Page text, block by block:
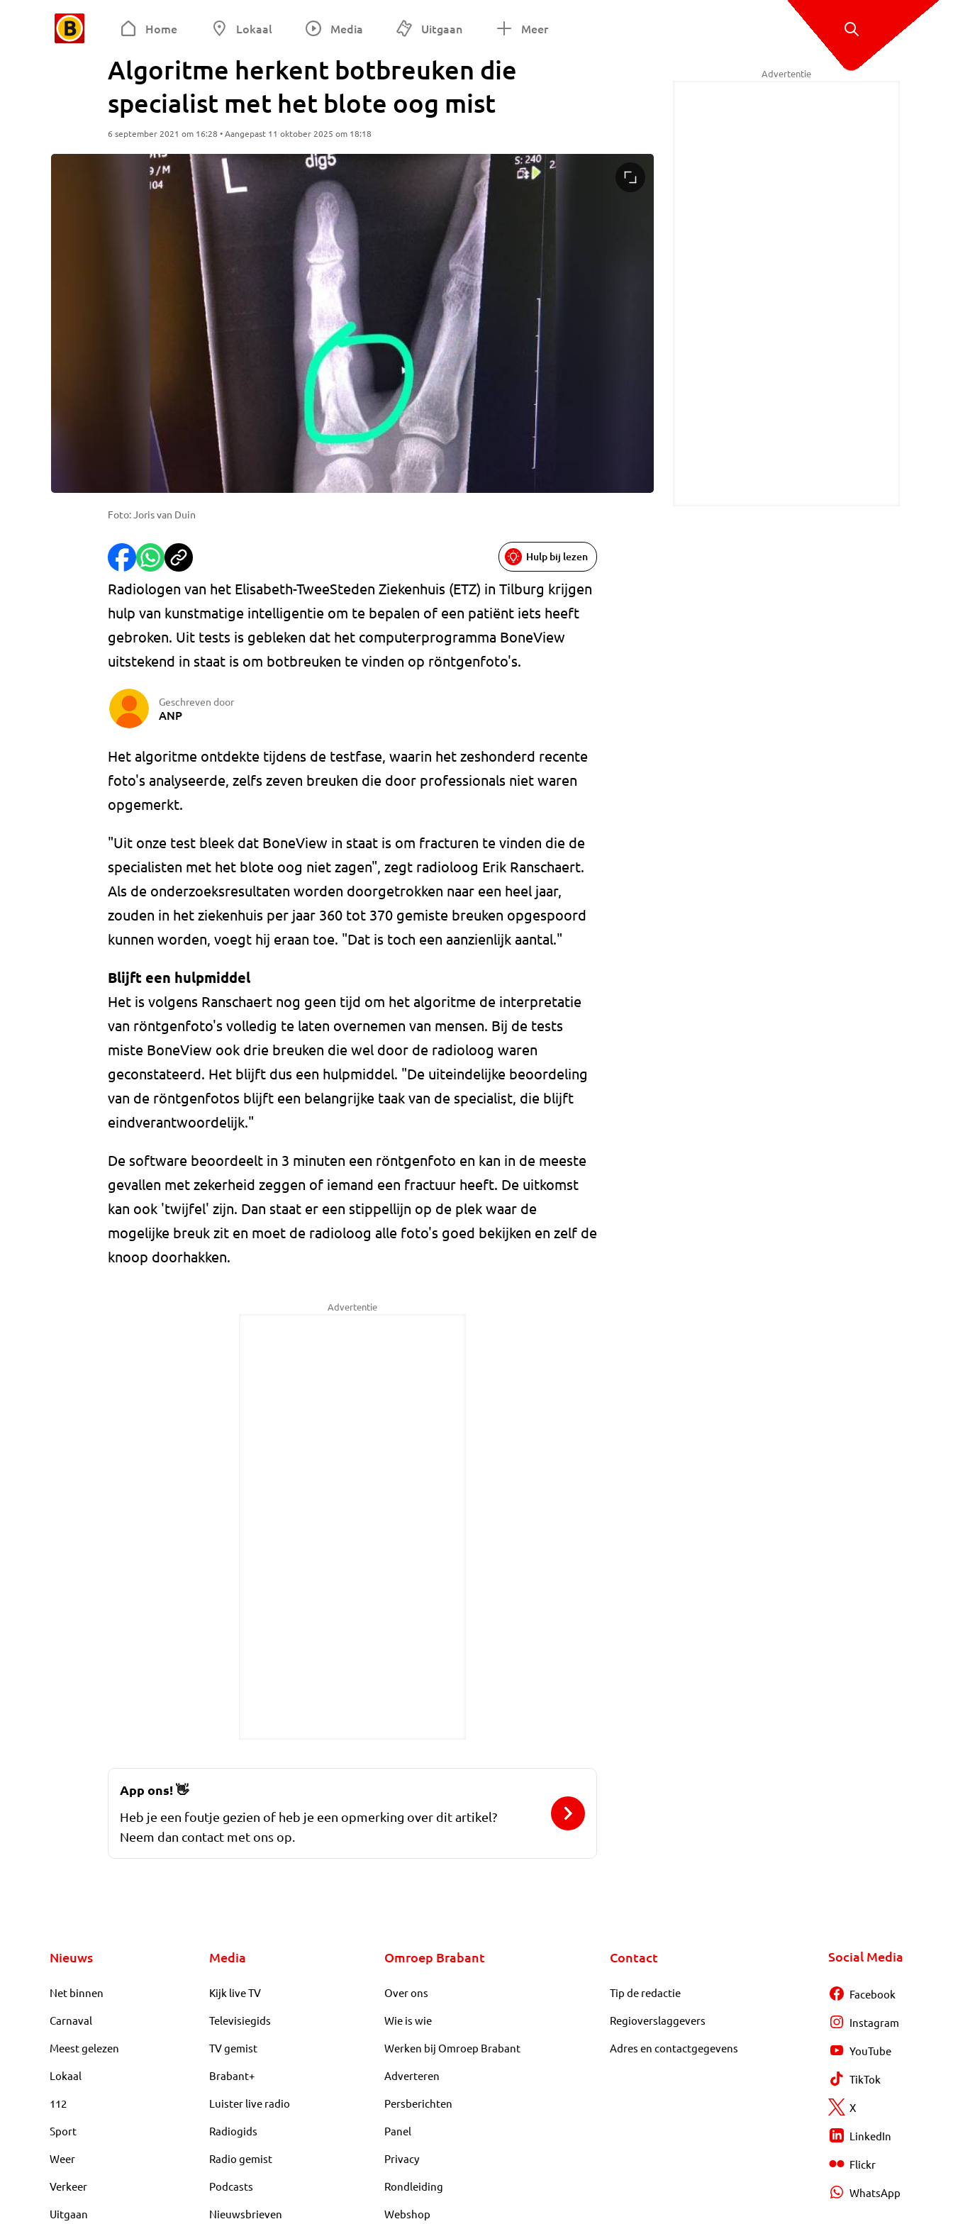
Home Lokaal Media Uitgaan Meer
Algoritme herkent botbreuken die
specialist met het blote oog mist
6 september 2021 om 16:28 • Aangepast 11 oktober 2025 om 18:18
Foto: Joris van Duin
Hulp bij lezen
Radiologen van het Elisabeth-TweeSteden Ziekenhuis (ETZ) in Tilburg krijgen
hulp van kunstmatige intelligentie om te bepalen of een patiënt iets heeft
gebroken. Uit tests is gebleken dat het computerprogramma BoneView
uitstekend in staat is om botbreuken te vinden op röntgenfoto's.
Geschreven door
ANP
Het algoritme ontdekte tijdens de testfase, waarin het zeshonderd recente
foto's analyseerde, zelfs zeven breuken die door professionals niet waren
opgemerkt.
"Uit onze test bleek dat BoneView in staat is om fracturen te vinden die de
specialisten met het blote oog niet zagen", zegt radioloog Erik Ranschaert.
Als de onderzoeksresultaten worden doorgetrokken naar een heel jaar,
zouden in het ziekenhuis per jaar 360 tot 370 gemiste breuken opgespoord
kunnen worden, voegt hij eraan toe. "Dat is toch een aanzienlijk aantal."
Blijft een hulpmiddel
Het is volgens Ranschaert nog geen tijd om het algoritme de interpretatie
van röntgenfoto's volledig te laten overnemen van mensen. Bij de tests
miste BoneView ook drie breuken die wel door de radioloog waren
geconstateerd. Het blijft dus een hulpmiddel. "De uiteindelijke beoordeling
van de röntgenfotos blijft een belangrijke taak van de specialist, die blijft
eindverantwoordelijk."
De software beoordeelt in 3 minuten een röntgenfoto en kan in de meeste
gevallen met zekerheid zeggen of iemand een fractuur heeft. De uitkomst
kan ook 'twijfel' zijn. Dan staat er een stippellijn op de plek waar de
mogelijke breuk zit en moet de radioloog alle foto's goed bekijken en zelf de
knoop doorhakken.
Advertentie
Advertentie
App ons!👋
Heb je een foutje gezien of heb je een opmerking over dit artikel?
Neem dan contact met ons op.
Nieuws
Net binnen
Carnaval
Meest gelezen
Lokaal
112
Sport
Weer
Verkeer
Uitgaan
Media
Kijk live TV
Televisiegids
TV gemist
Brabant+
Luister live radio
Radiogids
Radio gemist
Podcasts
Nieuwsbrieven
Omroep Brabant
Over ons
Wie is wie
Werken bij Omroep Brabant
Adverteren
Persberichten
Panel
Privacy
Rondleiding
Webshop
Contact
Tip de redactie
Regioverslaggevers
Adres en contactgegevens
Social Media
Facebook
Instagram
YouTube
TikTok
X
LinkedIn
Flickr
WhatsApp